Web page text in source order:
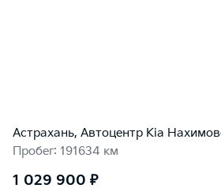
Астрахань, Автоцентр Kia
Пробег: 191634 км
1 029 900 ₽